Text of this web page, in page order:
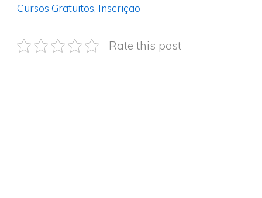
Cursos Gratuitos, Inscrição
Rate this post